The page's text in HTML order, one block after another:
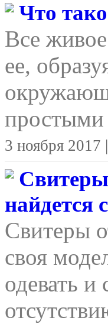
Что
Все
ее,
3 ноября 2017 |
найдется
Свитеры
своя
одевать и